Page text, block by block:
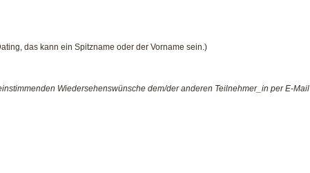
das kann ein Spitzname oder der Vorname sein.)
Wiedersehenswünsche dem/der anderen Teilnehmer_in per E-Mail